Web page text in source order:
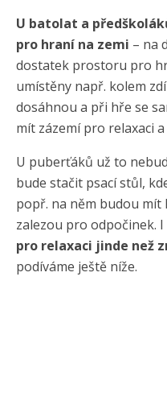
U batolat a
pro hraní na zemi – na
dostatek prostoru pro
umístěny např. kolem
dosáhnou a při hře se
mít zázemí pro relaxaci
U puberťáků už to
bude stačit psací stůl,
popř. na něm budou mít
zalezou pro odpočinek.
pro relaxaci jinde než
podíváme ještě níže.